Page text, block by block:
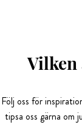
Följ oss för
tipsa oss gärna om